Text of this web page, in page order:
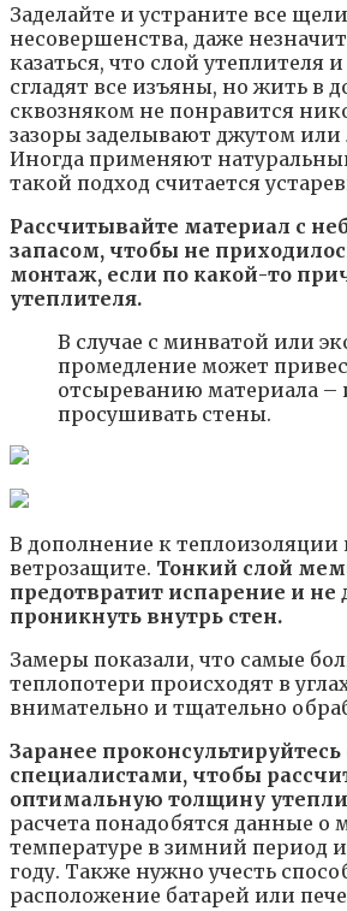
Заделайте и устраните все
несовершенства, даже
казаться, что слой утеплителя
сгладят все изъяны, но жить в
сквозняком не понравится
зазоры заделывают джутом
Иногда применяют
такой подход считается
Рассчитывайте материал с
запасом, чтобы не
монтаж, если по какой-то
утеплителя.
В случае с минватой или
промедление может
отсыреванию материала –
просушивать стены.
В дополнение к теплоизоляции
ветрозащите. Тонкий слой
предотвратит испарение и не
проникнуть внутрь стен.
Замеры показали, что самые
теплопотери происходят в
внимательно и тщательно
Заранее проконсультируйтесь
специалистами, чтобы
оптимальную толщину
расчета понадобятся данные
температуре в зимний период
году. Также нужно учесть
расположение батарей или